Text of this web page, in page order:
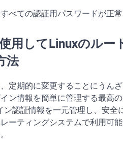
べての認証用パスワードが正
用してLinuxのル
法
定期的に変更することにうん
ン情報を簡単に管理する最高
ン認証情報を一元管理し、安
ーティングシステムで利用可